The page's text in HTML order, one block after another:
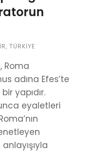
, TÜRKIYE
Roma
adına Efes’te
yapıdır.
eyaletleri